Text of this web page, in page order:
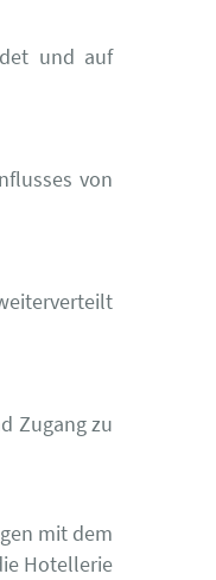
und auf
von
Zugang zu
mit dem
Hotellerie